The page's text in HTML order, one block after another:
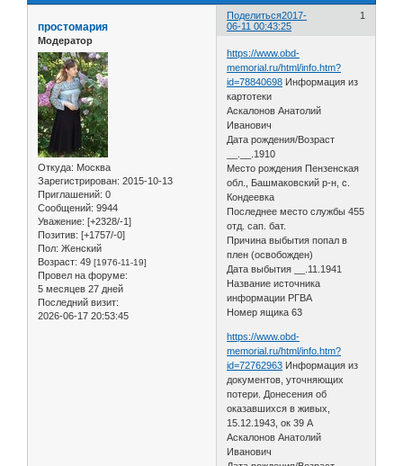
Поделиться 1
2017-
06-11 00:43:25
простомария
Модератор
Откуда: Москва
Зарегистрирован: 2015-10-13
Приглашений: 0
Сообщений: 9944
Уважение: [+2328/-1]
Позитив: [+1757/-0]
Пол: Женский
Возраст: 49 [1976-11-19]
Провел на форуме:
5 месяцев 27 дней
Последний визит:
2026-06-17 20:53:45
https://www.obd-
memorial.ru/html/info.htm?
id=78840698 Информация из
картотеки
Аскалонов Анатолий
Иванович
Дата рождения/Возраст
__.__.1910
Место рождения Пензенская
обл., Башмаковский р-н, с.
Кондеевка
Последнее место службы 455
отд. сап. бат.
Причина выбытия попал в
плен (освобожден)
Дата выбытия __.11.1941
Название источника
информации РГВА
Номер ящика 63
https://www.obd-
memorial.ru/html/info.htm?
id=72762963 Информация из
документов, уточняющих
потери. Донесения об
оказавшихся в живых,
15.12.1943, ок 39 А
Аскалонов Анатолий
Иванович